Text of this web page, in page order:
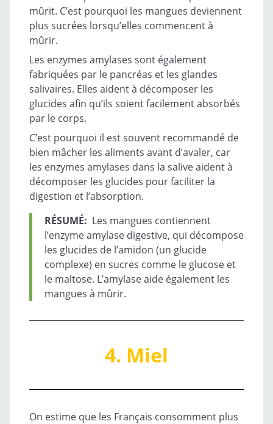
mûrit. C’est pourquoi les mangues deviennent
plus sucrées lorsqu’elles commencent à
mûrir.
Les enzymes amylases sont également
fabriquées par le pancréas et les glandes
salivaires. Elles aident à décomposer les
glucides afin qu’ils soient facilement absorbés
par le corps.
C’est pourquoi il est souvent recommandé de
bien mâcher les aliments avant d’avaler, car
les enzymes amylases dans la salive aident à
décomposer les glucides pour faciliter la
digestion et l’absorption.
RÉSUMÉ: Les mangues contiennent
l’enzyme amylase digestive, qui décompose
les glucides de l’amidon (un glucide
complexe) en sucres comme le glucose et
le maltose. L’amylase aide également les
mangues à mûrir.
4. Miel
On estime que les Français consomment plus